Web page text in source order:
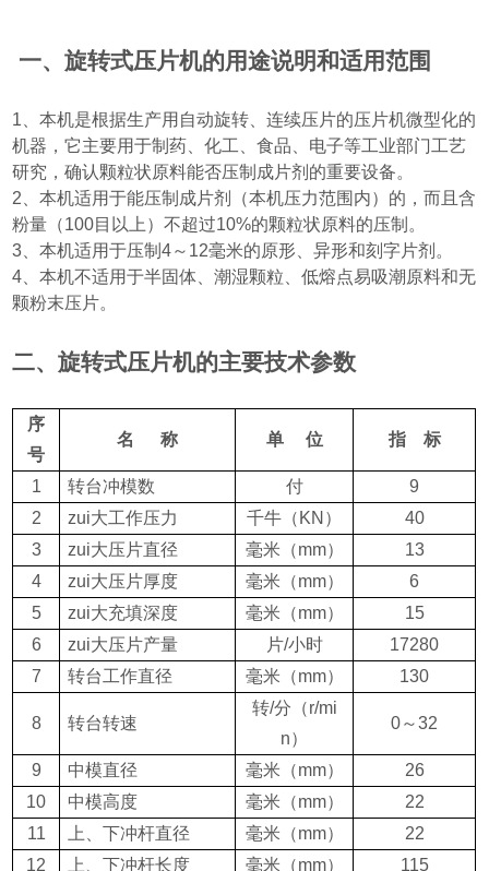
一、旋转式压片机的用途说明和适用范围
1 、本机是根据生产用自动旋转、连续压片的压片机微型化的
机器，它主要用于制药、化工、食品、电子等工业部门工艺
研究，确认颗粒状原料能否压制成片剂的重要设备。
2 、本机适用于能压制成片剂 （本机压力范围内） 的，而且含
粉量 （100目以上 ）不超过10%的颗粒状原料的压制。
3 、本机适用于压制4～ 12毫米的原形、异形和刻字片剂。
4 、本机不适用于半固体、潮湿颗粒、低熔点易吸潮原料和无
颗粉末压片。
二、旋转式压片机的主要技术参数
序
号
名 称 单 位 指 标
1 转台冲模数 付
9
2
zui大工作压力 千牛 （KN）
40
3
zui大压片直径 毫米 （mm）
13
4
zui大压片厚度 毫米 （mm）
6
5
zui大充填深度 毫米 （mm）
15
6
zui大压片产量 片/小时
17280
7
转台工作直径 毫米 （mm） 130
8 转台转速
转/分 （r/mi
n）
0～32
9 中模直径 毫米 （mm）
26
10
中模高度 毫米 （mm）
22
11
上、下冲杆直径 毫米 （mm）
22
12
上、下冲杆长度 毫米 （mm） 115